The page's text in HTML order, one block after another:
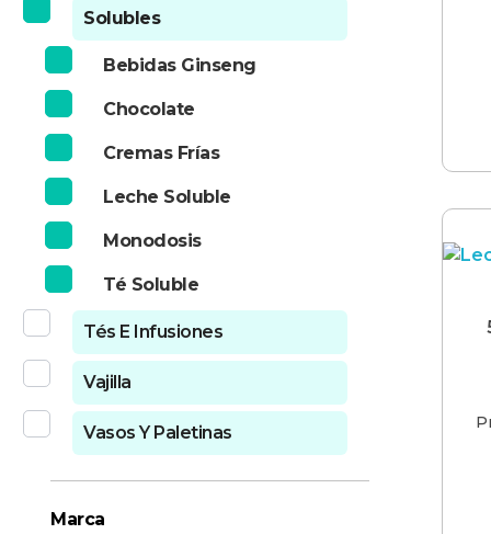
Solubles
Bebidas Ginseng
Chocolate
Cremas Frías
Leche Soluble
Monodosis
Té Soluble
Tés E Infusiones
Vajilla
Vasos Y Paletinas
Marca